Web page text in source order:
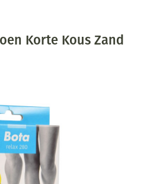
Korte Kous Zand